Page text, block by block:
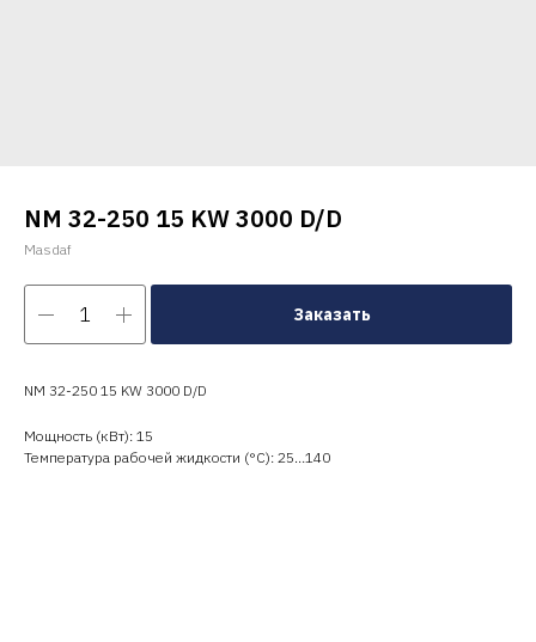
NM 32-250 15 KW 3000 D/D
Masdaf
Заказать
NM 32-250 15 KW 3000 D/D
Мощность (кВт): 15
Температура рабочей жидкости (°C): 25…140